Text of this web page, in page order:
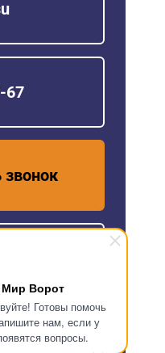
Мир Ворот
Готовы помочь
нам, если у
вопросы.
67
звонок
пос. Кирпичного